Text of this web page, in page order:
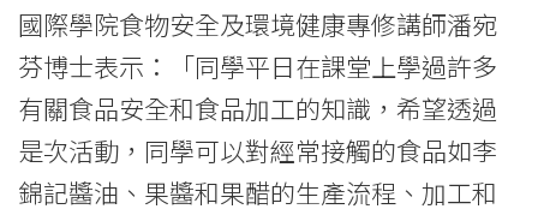
國際學院食物安全及環境健康專修講師潘宛
芬博士表示：「同學平日在課堂上學過許多
有關食品安全和食品加工的知識，希望透過
是次活動，同學可以對經常接觸的食品如李
錦記醬油、果醬和果醋的生產流程、加工和